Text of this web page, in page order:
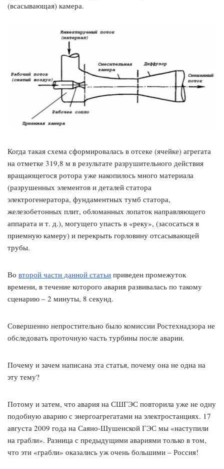
(всасывающая) камера.
Когда такая схема сформировалась в отсеке (ячейке) агрегата
на отметке 319,8 м в результате разрушительного действия
вращающегося ротора уже накопилось много материала
(разрушенных элементов и деталей статора
электрогенератора, фундаментных тумб статора,
железобетонных плит, обломанных лопаток направляющего
аппарата и т. д.), могущего упасть в «реку», (засосаться в
приемную камеру) и перекрыть горловину отсасывающей
трубы.
Во второй части данной статьи приведен промежуток
времени, в течение которого авария развивалась по такому
сценарию – 2 минуты, 8 секунд.
Совершенно непростительно было комиссии Ростехнадзора не
обследовать проточную часть турбины после аварии.
Почему и зачем написана эта статья, почему она не одна на
эту тему?
Потому и затем, что авария на СШГЭС повторила уже не одну
подобную аварию с энергоагрегатами на электростанциях. 17
августа 2009 года на Саяно-Шушенской ГЭС мы «наступили
на грабли». Разница с предыдущими авариями только в том,
что эти «грабли» оказались уж очень большими – Россия!